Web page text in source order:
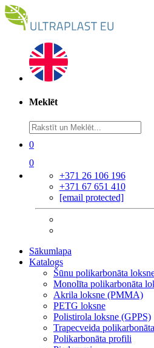
Meklēt
0
0
+371 26 106 196
+371 67 651 410
[email protected]
Sākumlapa
Katalogs
Šūnu polikarbonāta
Monolīta polikarbonāta
Akrila loksne (PMMA)
PETG loksne
Polistirola loksne (GPPS)
Trapecveida
Polikarbonāta profili